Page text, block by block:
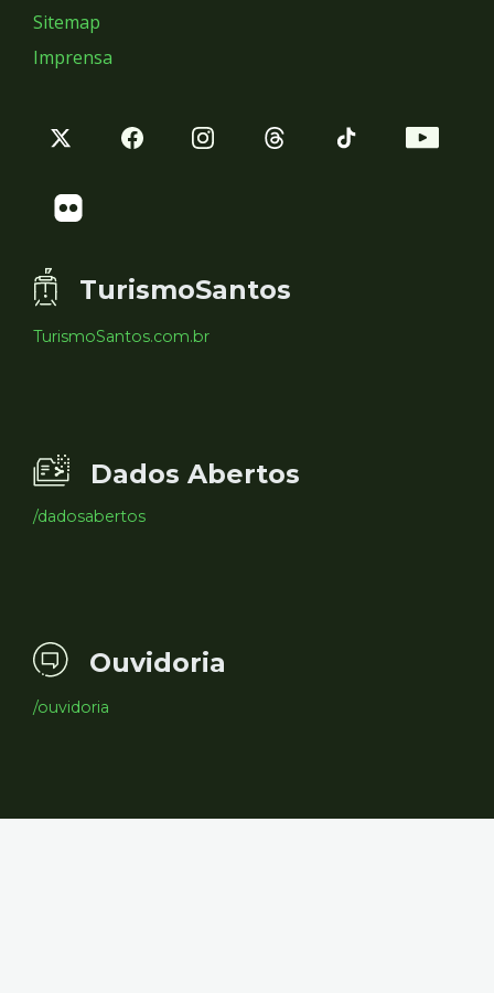
Sitemap
Imprensa
TurismoSantos
TurismoSantos.com.br
Dados Abertos
/dadosabertos
Ouvidoria
/ouvidoria